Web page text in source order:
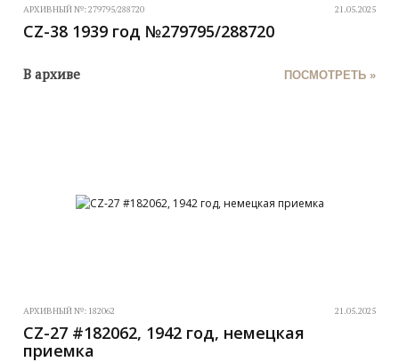
АРХИВНЫЙ №:279795/288720 21.05.2025
CZ-38 1939 год №279795/288720
В архиве ПОСМОТРЕТЬ »
АРХИВНЫЙ №: 182062 21.05.2025
CZ-27 #182062, 1942 год, немецкая
приемка